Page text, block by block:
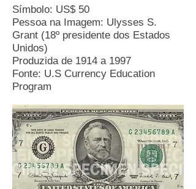
Símbolo: US$ 50
Pessoa na Imagem: Ulysses S.
Grant (18º presidente dos Estados
Unidos)
Produzida de 1914 a 1997
Fonte: U.S Currency Education
Program